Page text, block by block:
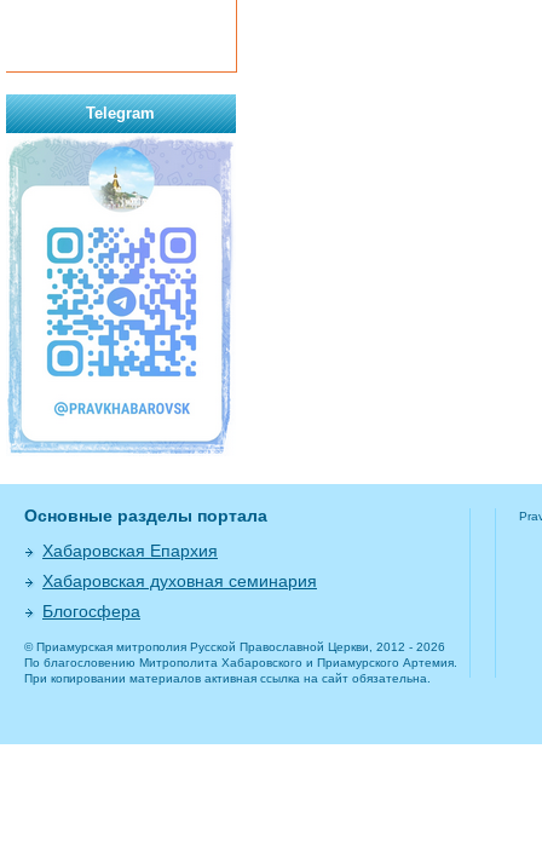
Telegram
Основные разделы портала
Хабаровская Епархия
Хабаровская духовная семинария
Блогосфера
© Приамурская митрополия Русской Православной Церкви, 2012 - 2026
По благословению Митрополита Хабаровского и Приамурского Артемия.
При копировании материалов активная ссылка на сайт обязательна.